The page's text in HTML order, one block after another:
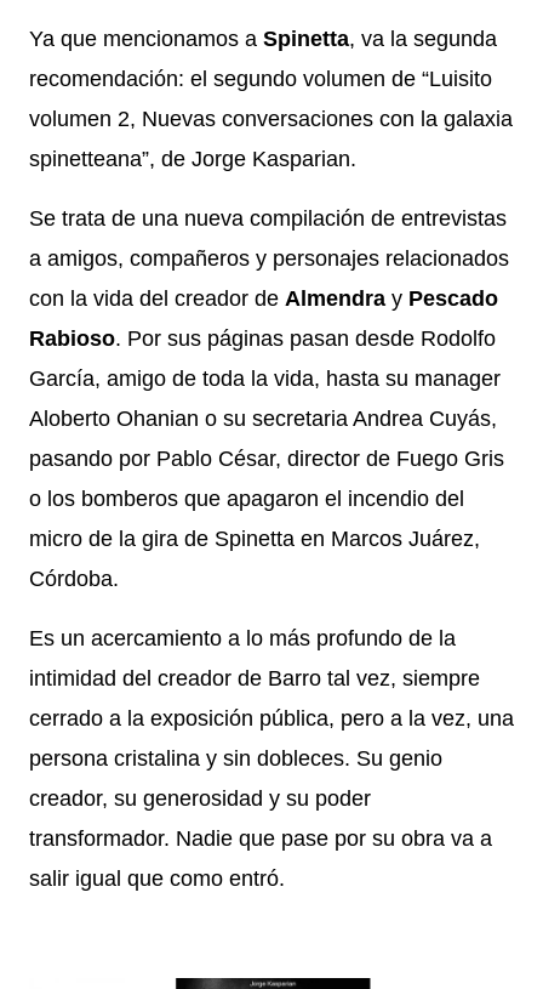
Ya que mencionamos a Spinetta, va la segunda
recomendación: el segundo volumen de “Luisito
volumen 2, Nuevas conversaciones con la galaxia
spinetteana”, de Jorge Kasparian.
Se trata de una nueva compilación de entrevistas
a amigos, compañeros y personajes relacionados
con la vida del creador de Almendra y Pescado
Rabioso. Por sus páginas pasan desde Rodolfo
García, amigo de toda la vida, hasta su manager
Aloberto Ohanian o su secretaria Andrea Cuyás,
pasando por Pablo César, director de Fuego Gris
o los bomberos que apagaron el incendio del
micro de la gira de Spinetta en Marcos Juárez,
Córdoba.
Es un acercamiento a lo más profundo de la
intimidad del creador de Barro tal vez, siempre
cerrado a la exposición pública, pero a la vez, una
persona cristalina y sin dobleces. Su genio
creador, su generosidad y su poder
transformador. Nadie que pase por su obra va a
salir igual que como entró.